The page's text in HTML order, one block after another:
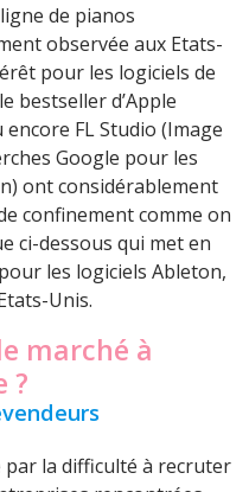
de pianos
observée aux Etats-
pour les logiciels de
bestseller d’Apple
FL Studio (Image
Google pour les
ont considérablement
confinement comme on
ci-dessous qui met en
les logiciels Ableton,
Unis.
marché à
?
par la difficulté à recruter